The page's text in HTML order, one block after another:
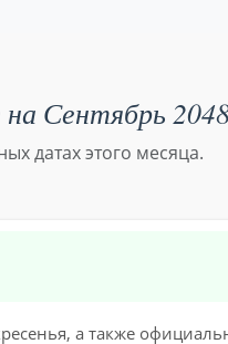
Сентябрь
датах этого месяца.
а также